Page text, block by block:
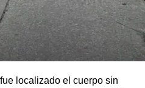
localizado el cuerpo sin